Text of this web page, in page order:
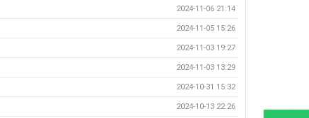
2024-11-06 21:14
2024-11-05 15:26
2024-11-03 19:27
2024-11-03 13:29
2024-10-31 15:32
2024-10-13 22:26